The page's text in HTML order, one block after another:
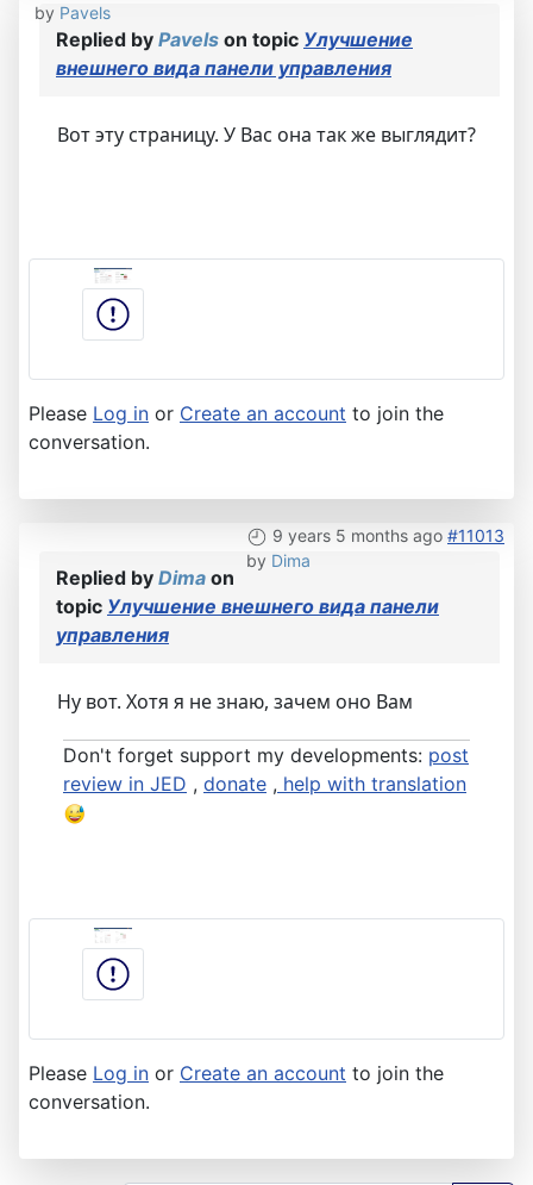
by Pavels
Replied by Pavels on topic Улучшение
внешнего вида панели управления
Вот эту страницу. У Вас она так же выглядит?
Please Log in or Create an account to join the
conversation.
9 years 5 months ago #11013
by Dima
Replied by Dima on
topic Улучшение внешнего вида панели
управления
Ну вот. Хотя я не знаю, зачем оно Вам
Don't forget support my developments: post
review in JED , donate , help with translation
Please Log in or Create an account to join the
conversation.